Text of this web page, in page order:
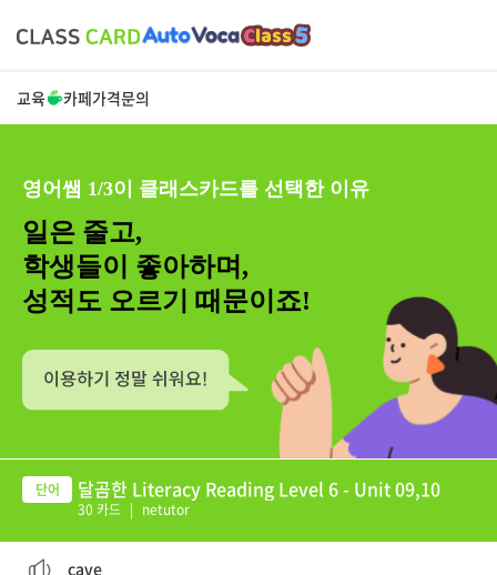
교육 카페가격문의
영어쌤 1/3이 클래스카드를 선택한 이유
일은 줄고,
학생들이 좋아하며,
성적도 오르기 때문이죠!
달곰한 Literacy Reading Level 6 - Unit 09,10
30 카드 | netutor
cave